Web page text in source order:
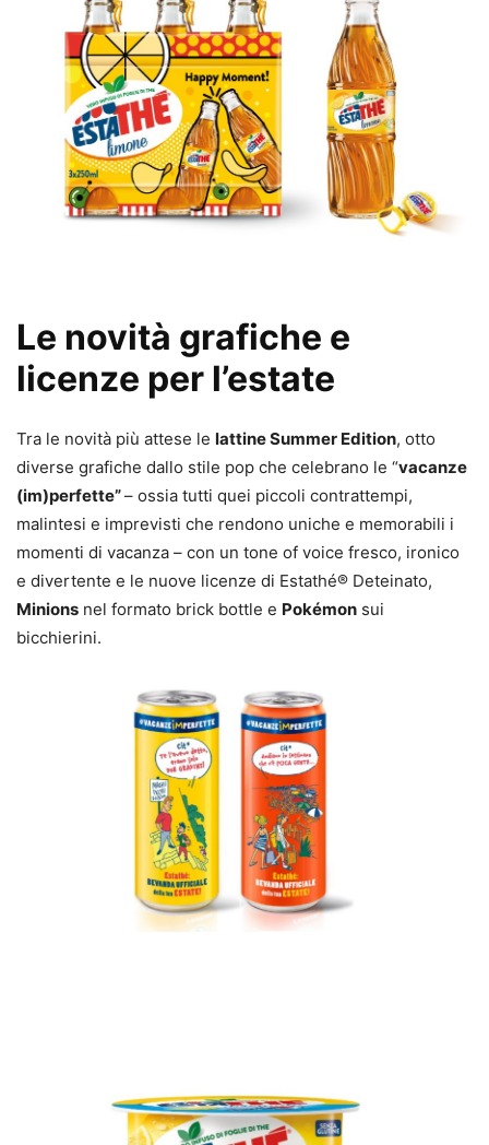
Le novità grafiche e
licenze per l’estate
Tra le novità più attese le lattine Summer Edition, otto
diverse grafiche dallo stile pop che celebrano le “vacanze
(im)perfette”– ossia tutti quei piccoli contrattempi,
malintesi e imprevisti che rendono uniche e memorabili i
momenti di vacanza – con un tone of voice fresco, ironico
e divertente e le nuove licenze di Estathé® Deteinato,
Minions nel formato brick bottle e Pokémon sui
bicchierini.